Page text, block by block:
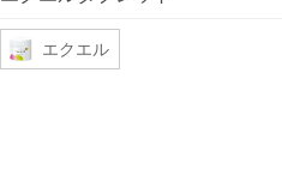
エクエル